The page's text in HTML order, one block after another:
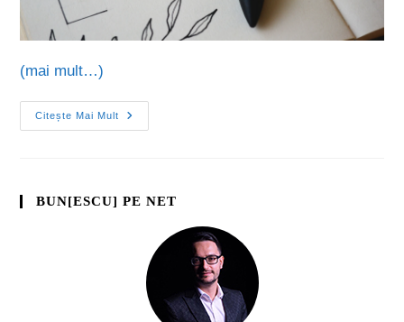
(mai mult…)
Citește Mai Mult
BUN[ESCU] PE NET